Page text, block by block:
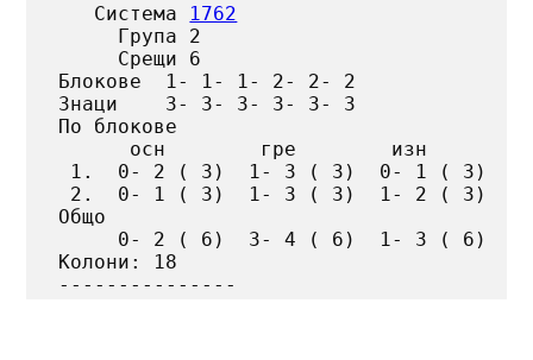
   Система
1762
     Група 2
     Срещи 6
Блокове  1- 1- 1- 2- 2- 2
Знаци    3- 3- 3- 3- 3- 3
По блокове
      осн        гре        изн
1.  0- 2 ( 3)  1- 3 ( 3)  0- 1 ( 3)
2.  0- 1 ( 3)  1- 3 ( 3)  1- 2 ( 3)
Общо
     0- 2 ( 6)  3- 4 ( 6)  1- 3 ( 6)
Колони: 18